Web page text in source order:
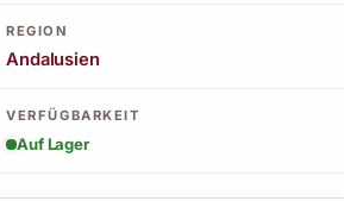
REGION
Andalusien
VERFÜGBARKEIT
Auf Lager